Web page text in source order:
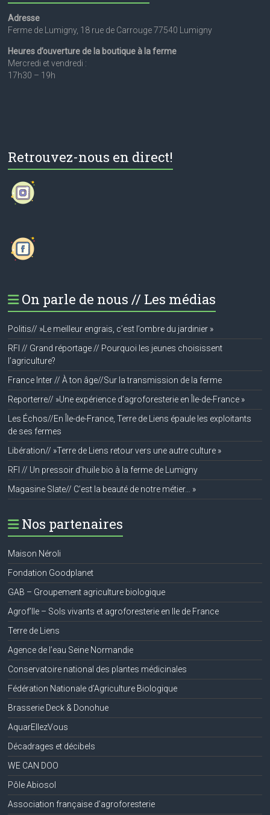
Adresse
Ferme de Lumigny, 18 rue de Carrouge 77540 Lumigny
Heures d’ouverture de la boutique à la ferme
Mercredi et vendredi :
17h30 – 19h
Retrouvez-nous en direct!
On parle de nous // Les médias
Politis// »Le meilleur engrais, c’est l’ombre du jardinier »
RFI // Grand réportage // Pourquoi les jeunes choisissent
l’agriculture?
France Inter // À ton âge//Sur la transmission de la ferme
Reporterre// »Une expérience d’agroforesterie en Île-de-France »
Les Échos//En Île-de-France, Terre de Liens épaule les exploitants
de ses fermes
Libération// »Terre de Liens retour vers une autre culture »
RFI // Un pressoir d’huile bio à la ferme de Lumigny
Magasine Slate// C’est la beauté de notre métier… »
Nos partenaires
Maison Néroli
Fondation Goodplanet
GAB – Groupement agriculture biologique
Agrof’Ile – Sols vivants et agroforesterie en Ile de France
Terre de Liens
Agence de l’eau Seine Normandie
Conservatoire national des plantes médicinales
Fédération Nationale d’Agriculture Biologique
Brasserie Deck & Donohue
AquarEllezVous
Décadrages et décibels
WE CAN DOO
Pôle Abiosol
Association française d’agroforesterie